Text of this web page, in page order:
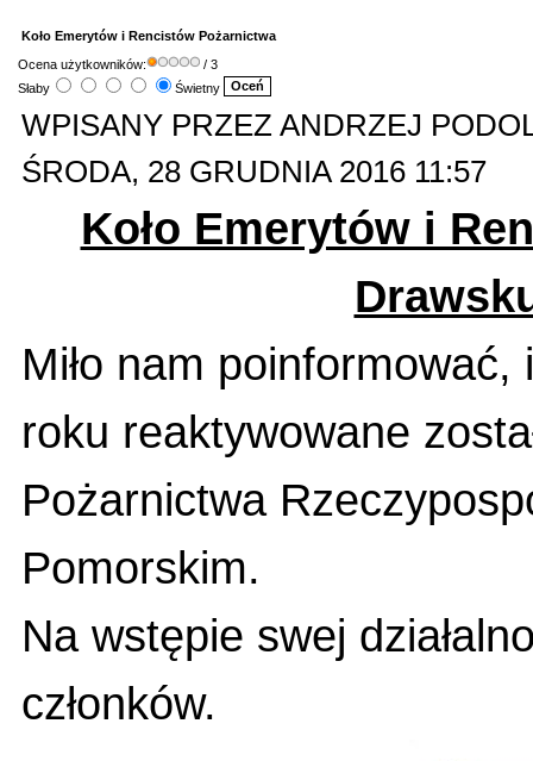
Koło Emerytów i Rencistów Pożarnictwa
Ocena użytkowników:
/ 3
Słaby
Świetny
WPISANY PRZEZ ANDRZEJ
ŚRODA, 28 GRUDNIA 2016 11:57
Koło Emerytów i
Miło nam
roku reaktywowane
Pożarnictwa
Pomorskim.
Na wstępie swej
członków.